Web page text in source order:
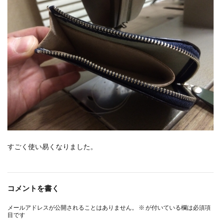
すごく使い易くなりました。
コメントを書く
メールアドレスが公開されることはありません。 ※ が付いている欄は必須項
目です